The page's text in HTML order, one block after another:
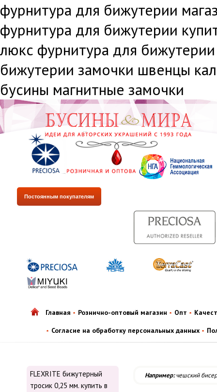
фурнитура для бижутерии
фурнитура для бижутерии
люкс фурнитура для
бижутерии замочки швенцы
бусины магнитные замочки
Постоянным покупателям
Главная Рознично-оптовый магазин Опт
Согласие на обработку персональных данных
FLEXRITE бижутерный
тросик 0,25 мм. купить в
Например:чешский бисер